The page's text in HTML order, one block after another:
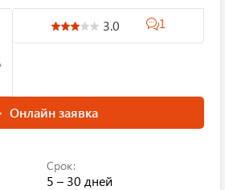
3.0 1
Онлайн заявка
Срок:
5 – 30 дней